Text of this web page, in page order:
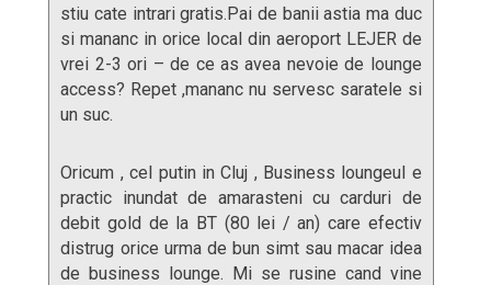
stiu cate intrari gratis.Pai de banii astia ma duc
si mananc in orice local din aeroport LEJER de
vrei 2-3 ori – de ce as avea nevoie de lounge
access? Repet ,mananc nu servesc saratele si
un suc.
Oricum , cel putin in Cluj , Business loungeul e
practic inundat de amarasteni cu carduri de
debit gold de la BT (80 lei / an) care efectiv
distrug orice urma de bun simt sau macar idea
de business lounge. Mi se rusine cand vine